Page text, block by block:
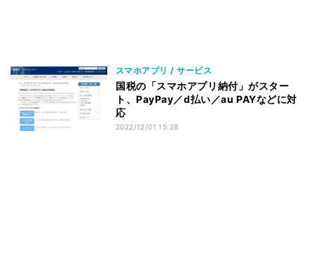
スマホアプリ / サービス
国税の「スマホアプリ納付」がスター
ト、PayPay／d払い／au PAYなどに対
応
2022/12/01 15:28